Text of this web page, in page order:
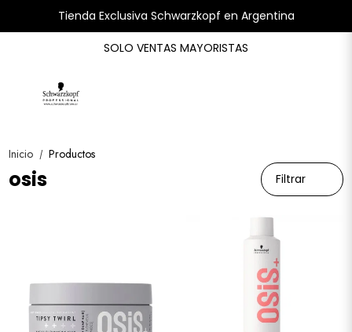
Tienda Exclusiva Schwarzkopf en Argentina
SOLO VENTAS MAYORISTAS
Inicio / Productos
osis Filtrar